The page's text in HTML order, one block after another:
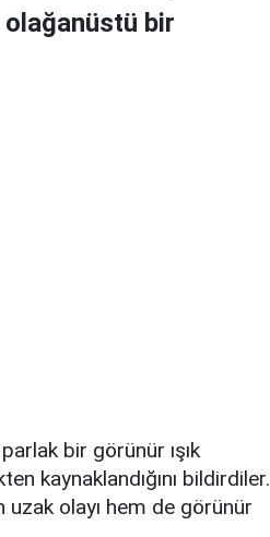
olağanüstü bir
bir görünür ışık
kaynaklandığını bildirdiler.
olayı hem de görünür